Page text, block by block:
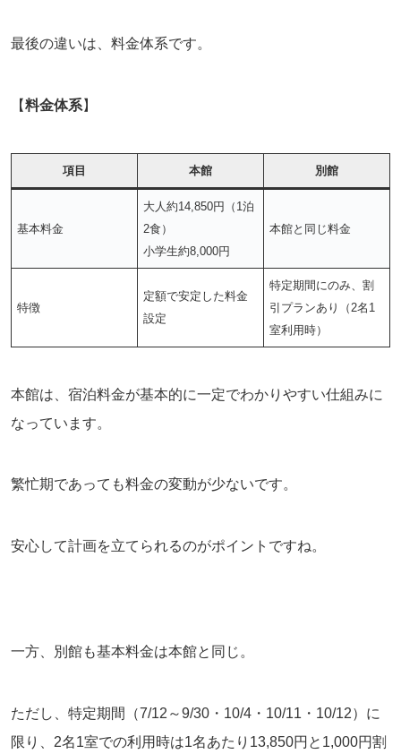
最後の違いは、料金体系です。
【料金体系】
項目 本館 別館
基本料金
大人約14,850円（1泊
2食）
小学生約8,000円
本館と同じ料金
特徴
定額で安定した料金
設定
特定期間にのみ、割
引プランあり（2名1
室利用時）
本館は、宿泊料金が基本的に一定でわかりやすい仕組みに
なっています。
繁忙期であっても料金の変動が少ないです。
安心して計画を立てられるのがポイントですね。
一方、別館も基本料金は本館と同じ。
ただし、特定期間（7/12～9/30・10/4・10/11・10/12）に
限り、2名1室での利用時は1名あたり13,850円と1,000円割